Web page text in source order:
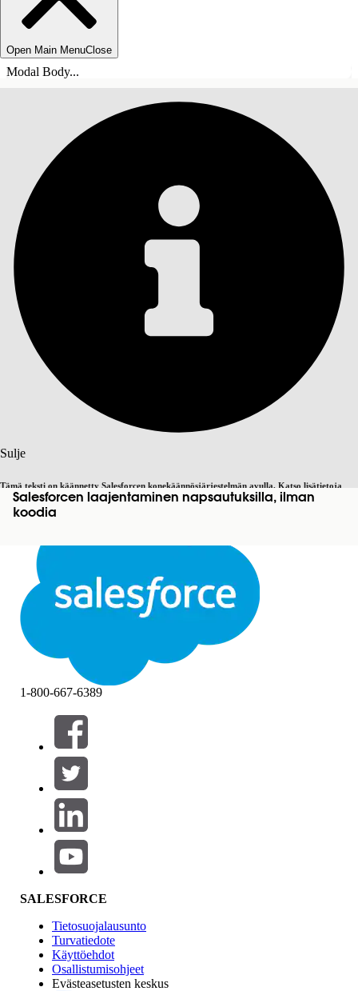
Open Main MenuClose
Modal Body...
Sulje
Tämä teksti on käännetty Salesforcen konekäännösjärjestelmän avulla. Katso lisätietoja
täältä. Vaihda englantiin Ei nyt
Sulje
Salesforcen laajentaminen napsautuksilla, ilman
koodia
SISÄLLYSLUETTELO
Suodatusperuste (0)
VALITSE SUODATTIMET
Tuotealue
Ominaisuuden vaikutus
1-800-667-6389
SALESFORCE
Tietosuojalausunto
Turvatiedote
Käyttöehdot
Osallistumisohjeet
Evästeasetusten keskus